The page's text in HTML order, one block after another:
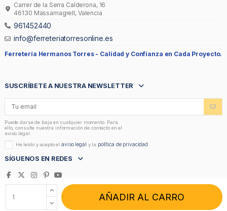
AÑADIR AL CARRO
Carrer de la Serra Calderona, 16
46130 Massamagrell, Valencia
961452440
info@ferreteriatorresonline.es
Ferretería Hermanos Torres - Calidad y Confianza en Cada Proyecto.
SUSCRÍBETE A NUESTRA NEWSLETTER
Puede darse de baja en cualquier momento. Para
ello, consulte nuestra información de contacto en el
aviso legal.
He leído y acepto elaviso legal y la política de privacidad
SÍGUENOS EN REDES